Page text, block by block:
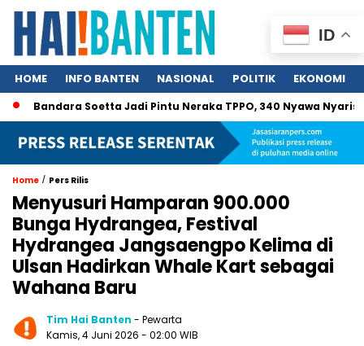
HOME INFO BANTEN NASIONAL POLITIK EKONOMI
Bandara Soetta Jadi Pintu Neraka TPPO, 340 Nyawa Nyaris
Home / Pers Rilis
Menyusuri Hamparan 900.000
Bunga Hydrangea, Festival
Hydrangea Jangsaengpo Kelima di
Ulsan Hadirkan Whale Kart sebagai
Wahana Baru
Tim Hai Banten - Pewarta
Kamis, 4 Juni 2026 - 02:00 WIB
ID